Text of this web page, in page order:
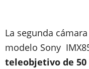
La segunda
modelo Sony
teleobjetivo de 50